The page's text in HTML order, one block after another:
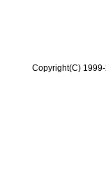
Copyright(C)